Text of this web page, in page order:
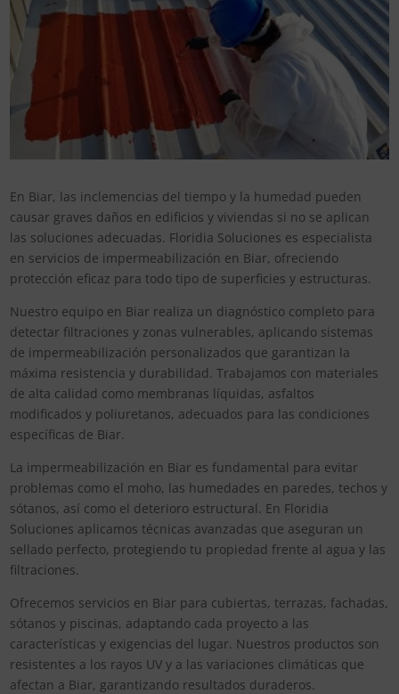
En Biar, las inclemencias del tiempo y la humedad pueden
causar graves daños en edificios y viviendas si no se aplican
las soluciones adecuadas. Floridia Soluciones es especialista
en servicios de impermeabilización en Biar, ofreciendo
protección eficaz para todo tipo de superficies y estructuras.
Nuestro equipo en Biar realiza un diagnóstico completo para
detectar filtraciones y zonas vulnerables, aplicando sistemas
de impermeabilización personalizados que garantizan la
máxima resistencia y durabilidad. Trabajamos con materiales
de alta calidad como membranas líquidas, asfaltos
modificados y poliuretanos, adecuados para las condiciones
específicas de Biar.
La impermeabilización en Biar es fundamental para evitar
problemas como el moho, las humedades en paredes, techos y
sótanos, así como el deterioro estructural. En Floridia
Soluciones aplicamos técnicas avanzadas que aseguran un
sellado perfecto, protegiendo tu propiedad frente al agua y las
filtraciones.
Ofrecemos servicios en Biar para cubiertas, terrazas, fachadas,
sótanos y piscinas, adaptando cada proyecto a las
características y exigencias del lugar. Nuestros productos son
resistentes a los rayos UV y a las variaciones climáticas que
afectan a Biar, garantizando resultados duraderos.